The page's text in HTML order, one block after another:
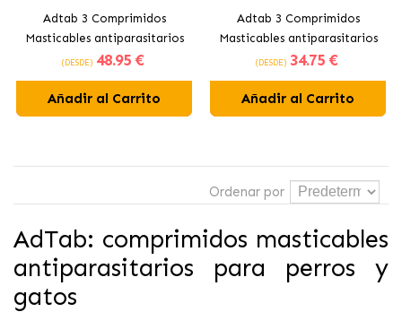
Adtab 3 Comprimidos
Masticables antiparasitarios
para gatos
(DESDE) 48.95 €
Añadir al Carrito
Adtab 3 Comprimidos
Masticables antiparasitarios
para perros
(DESDE) 34.75 €
Añadir al Carrito
Ordenar por
AdTab: comprimidos masticables
antiparasitarios para perros y
gatos